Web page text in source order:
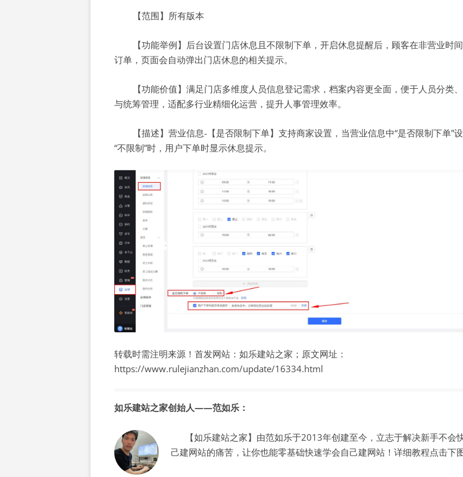
【范围】所有版本
【功能举例】后台设置门店休息且不限制下单，开启休息提醒后，顾客在非营业时
订单，页面会自动弹出门店休息的相关提示。
【功能价值】满足门店多维度人员信息登记需求，档案内容更全面，便于人员分类
与统筹管理，适配多行业精细化运营，提升人事管理效率。
【描述】营业信息-【是否限制下单】支持商家设置，当营业信息中“是否限制下单”
“不限制”时，用户下单时显示休息提示。
转载时需注明来源！首发网站：如乐建站之家；原文网址：
https://www.rulejianzhan.com/update/16334.html
如乐建站之家创始人——范如乐：
【如乐建站之家】由范如乐于2013年创建至今，立志于解决新手不会
己建网站的痛苦，让你也能零基础快速学会自己建网站！详细教程点击下